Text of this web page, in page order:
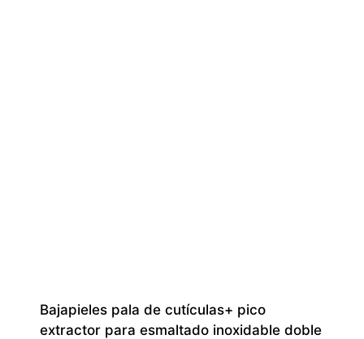
Bajapieles pala de cutículas+ pico
extractor para esmaltado inoxidable doble